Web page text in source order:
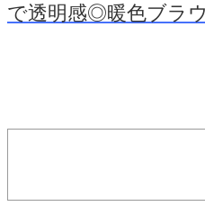
で透明感◎暖色ブラウ